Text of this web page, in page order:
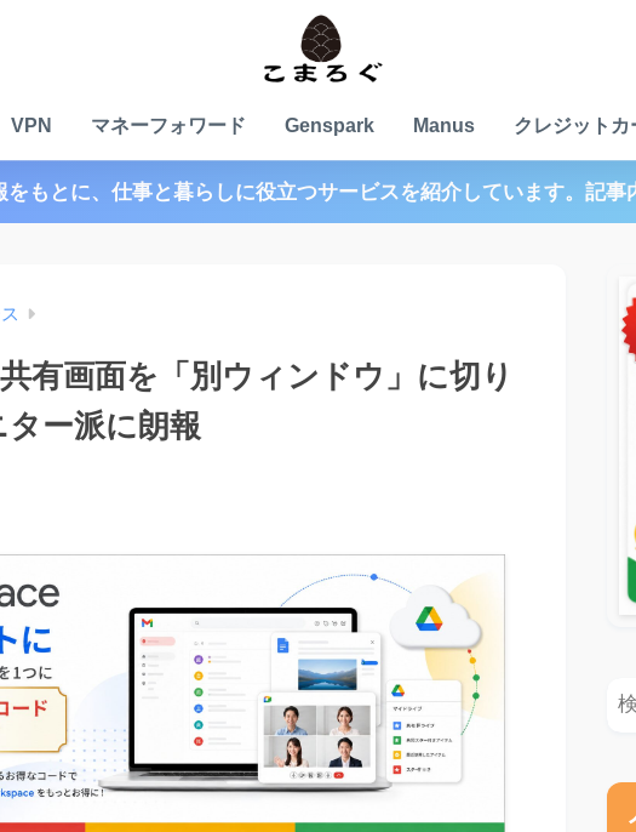
VPN マネーフォワード Genspark Manus クレジットカ
もとに、仕事と暮らしに役立つサービスを紹介しています。記事
有画面を「別ウィンドウ」に切り
ー派に朗報